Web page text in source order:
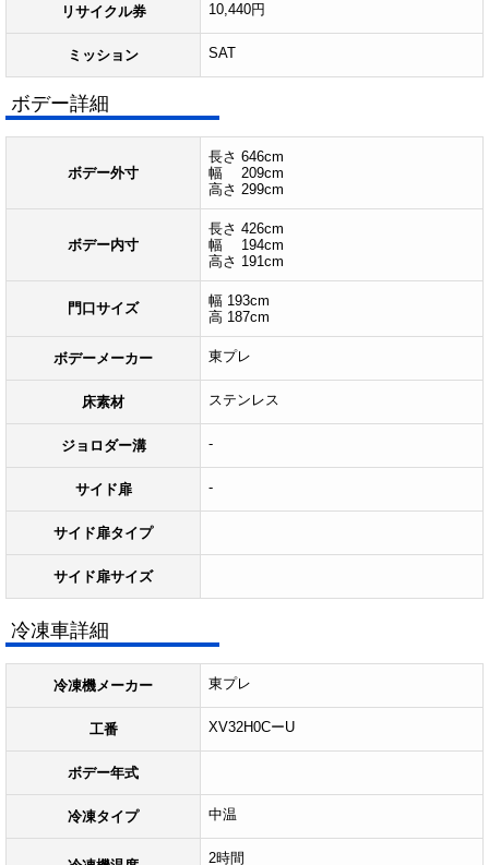
リサイクル券 10,440円
ミッション SAT
ボデー詳細
ボデー外寸
長さ 646cm
幅 209cm
高さ 299cm
ボデー内寸
長さ 426cm
幅 194cm
高さ 191cm
門口サイズ
幅 193cm
高 187cm
ボデーメーカー 東プレ
床素材 ステンレス
ジョロダー溝 -
サイド扉 -
サイド扉タイプ
サイド扉サイズ
冷凍車詳細
冷凍機メーカー 東プレ
工番 XV32H0CーU
ボデー年式
冷凍タイプ 中温
2時間